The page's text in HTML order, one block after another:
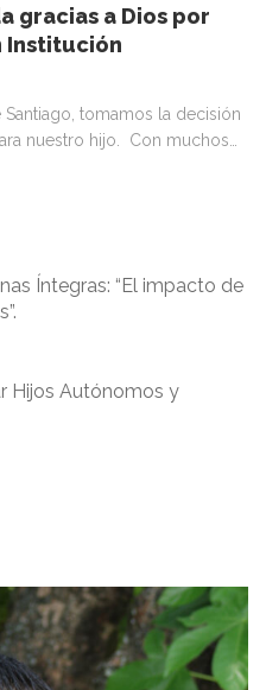
gracias a Dios por
Institución
tomamos la decisión
nuestro hijo. Con muchos…
Íntegras: “El impacto de
Hijos Autónomos y